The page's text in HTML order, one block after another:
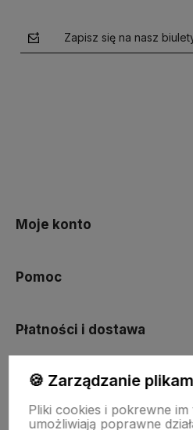
Zapisz się na nasz
Moje konto
Pomoc
Płatności i dostawa
Informacje
🍪 Zarządzanie
Pliki cookies i pokrewne im
umożliwiają poprawne